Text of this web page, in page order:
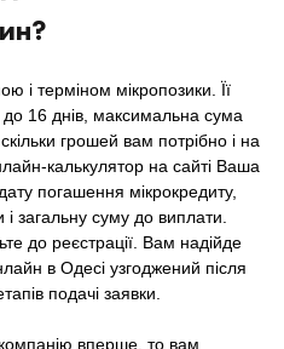
і терміном мікропозики. Її
до 16 днів, максимальна сума
грошей вам потрібно і на
калькулятор на сайті Ваша
погашення мікрокредиту,
загальну суму до виплати.
до реєстрації. Вам надійде
в Одесі узгоджений після
подачі заявки.
вперше, то вам